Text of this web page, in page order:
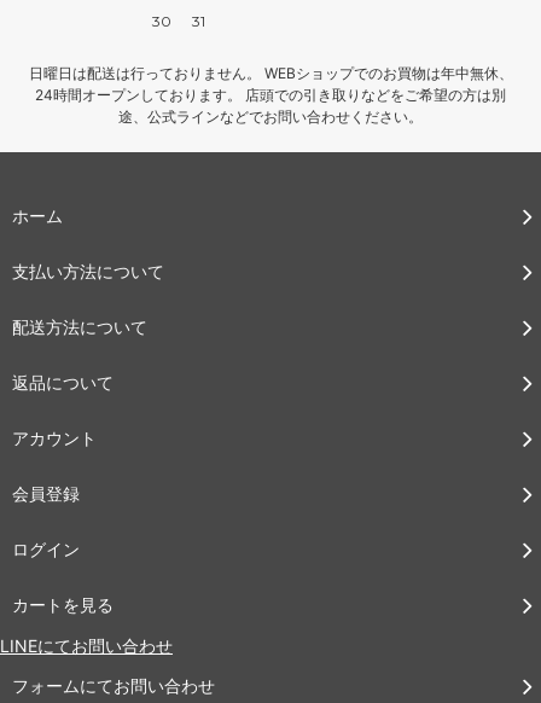
30
31
日曜日は配送は行っておりません。 WEBショップでのお買物は年中無休、
24時間オープンしております。 店頭での引き取りなどをご希望の方は別
途、公式ラインなどでお問い合わせください。
ホーム
支払い方法について
配送方法について
返品について
アカウント
会員登録
ログイン
カートを見る
LINEにてお問い合わせ
フォームにてお問い合わせ